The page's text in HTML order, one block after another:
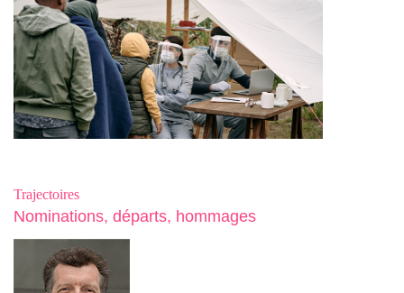
Trajectoires
Nominations, départs, hommages